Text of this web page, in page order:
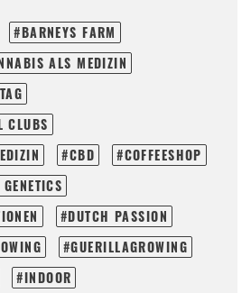
BARNEYS FARM
ALS MEDIZIN
CLUBS
CBD
COFFEESHOP
DUTCH PASSION
GUERILLAGROWING
INDOOR